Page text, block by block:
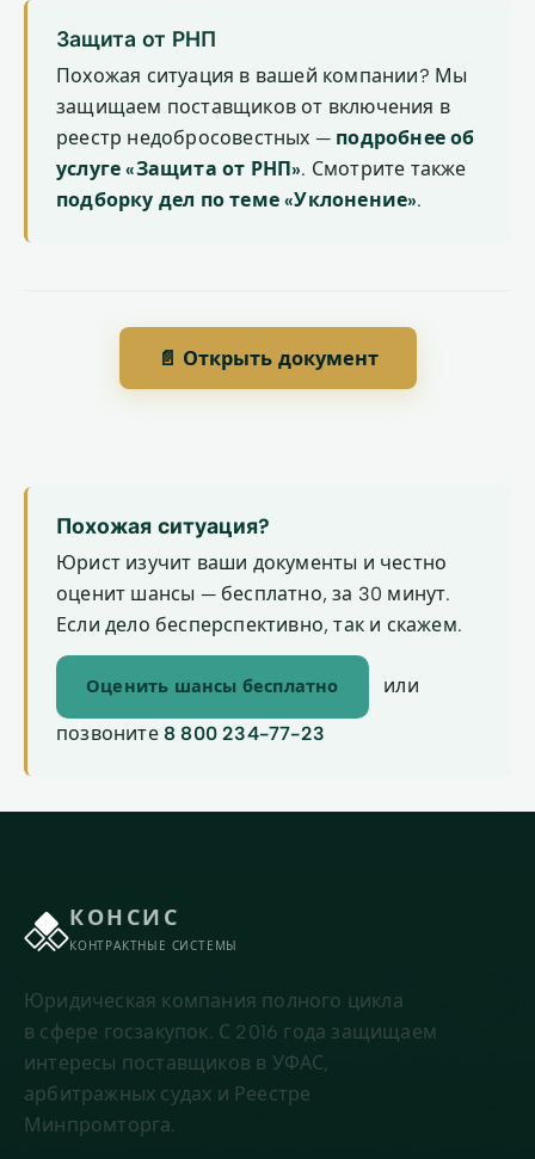
Защита от РНП
Похожая ситуация в вашей компании? Мы
защищаем поставщиков от включения в
реестр недобросовестных — подробнее об
услуге «Защита от РНП». Смотрите также
подборку дел по теме «Уклонение».
📄 Открыть документ
Похожая ситуация?
Юрист изучит ваши документы и честно
оценит шансы — бесплатно, за 30 минут.
Если дело бесперспективно, так и скажем.
Оценить шансы бесплатно или
позвоните 8 800 234-77-23
КОНСИС
КОНТРАКТНЫЕ СИСТЕМЫ
Юридическая компания полного цикла
в сфере госзакупок. С 2016 года защищаем
интересы поставщиков в УФАС,
арбитражных судах и Реестре
Минпромторга.